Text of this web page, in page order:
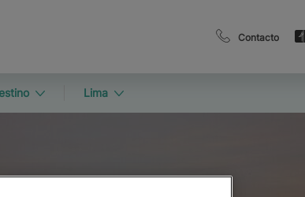
Contacto
Lima